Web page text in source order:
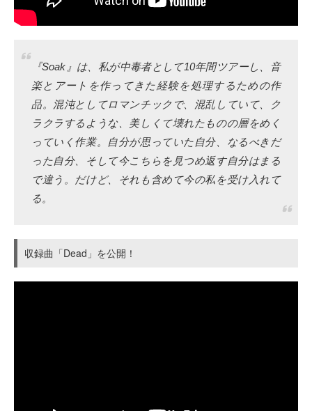
『Soak』は、私が中毒者として10年間ツアーし、音
楽とアートを作ってきた経験を処理するための作
品。混沌としてロマンチックで、混乱していて、ク
ラクラするような、美しくて壊れたものの層をめく
っていく作業。自分が思っていた自分、なるべきだ
った自分、そして今こちらを見つめ返す自分はまる
で違う。だけど、それも含めて今の私を受け入れて
る。
収録曲「Dead」を公開！